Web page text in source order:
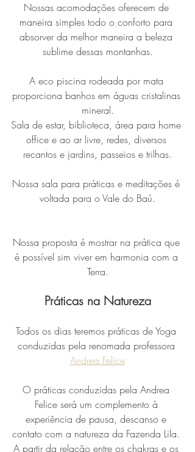
Nossas acomodações oferecem de
maneira simples todo o conforto para
absorver da melhor maneira a beleza
sublime dessas montanhas.
A eco piscina rodeada por mata
proporciona banhos em águas cristalinas
mineral.
Sala de estar, biblioteca, área para home
office e ao ar livre, redes, diversos
recantos e jardins, passeios e trilhas.
Nossa sala para práticas e meditações é
voltada para o Vale do Baú.
Nossa proposta é mostrar na prática que
é possível sim viver em harmonia com a
Terra.
Práticas na Natureza
Todos os dias teremos práticas de Yoga
conduzidas pela renomada professora
Andrea Felice
O práticas conduzidas pela Andrea
Felice será um complemento à
experiência de pausa, descanso e
contato com a natureza da Fazenda Lila.
A partir da relação entre os chakras e os